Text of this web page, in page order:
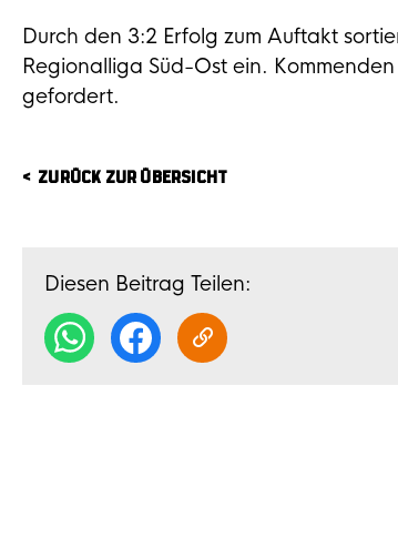
Durch den 3:2 Erfolg zum Auftakt
Regionalliga Süd-Ost ein.
gefordert.
ZURÜCK ZUR ÜBERSICHT
Diesen Beitrag Teilen: